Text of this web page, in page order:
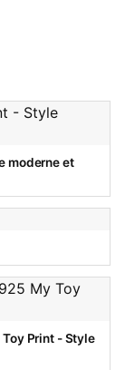
moderne et
Print - Style